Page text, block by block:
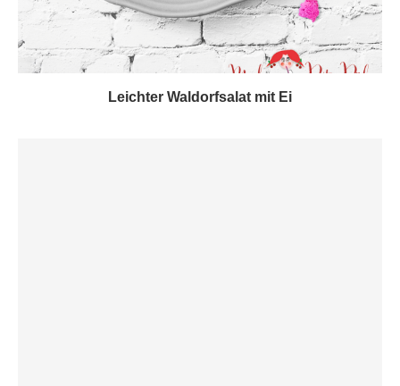
Leichter Waldorfsalat mit Ei